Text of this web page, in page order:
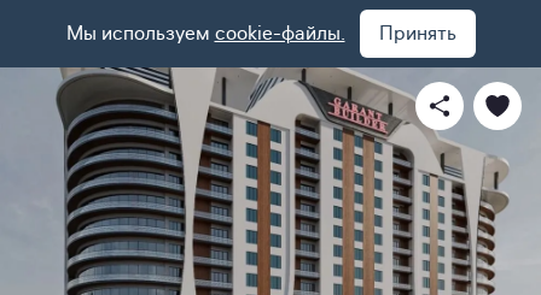
Мы используем cookie-файлы. Принять